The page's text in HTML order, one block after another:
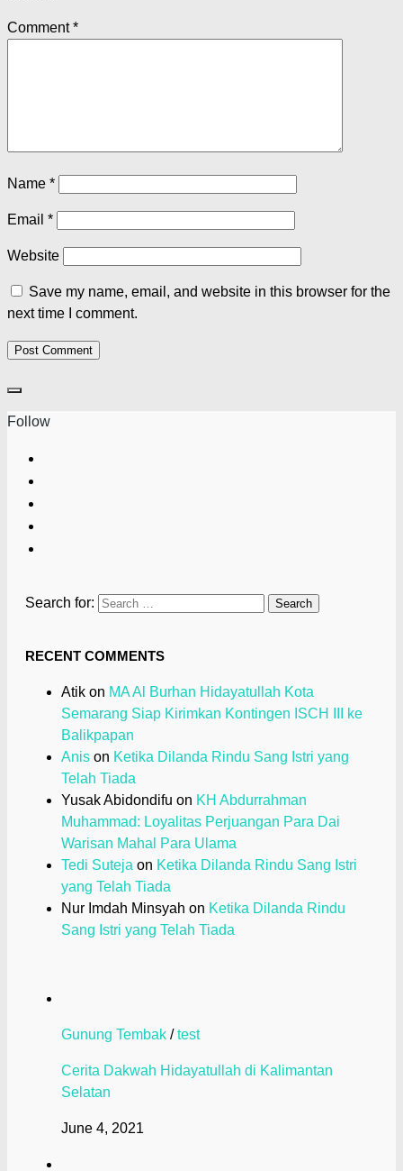
Comment*
Name *
Email *
Website
Save my name, email, and website in this browser for the
next time I comment.
Follow
Search for:
RECENT COMMENTS
Atik on MA Al Burhan Hidayatullah Kota
Semarang Siap Kirimkan Kontingen ISCH III ke
Balikpapan
Anis on Ketika Dilanda Rindu Sang Istri yang
Telah Tiada
Yusak Abidondifu on KH Abdurrahman
Muhammad: Loyalitas Perjuangan Para Dai
Warisan Mahal Para Ulama
Tedi Suteja on Ketika Dilanda Rindu Sang Istri
yang Telah Tiada
Nur Imdah Minsyah on Ketika Dilanda Rindu
Sang Istri yang Telah Tiada
Gunung Tembak /test
Cerita Dakwah Hidayatullah di Kalimantan
Selatan
June 4, 2021